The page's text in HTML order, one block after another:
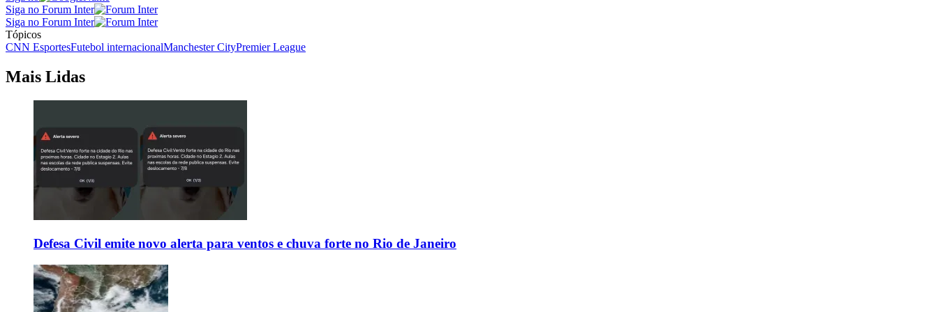
Siga no Forum Inter
Siga no Forum Inter
Tópicos
CNN EsportesFutebol internacionalManchester CityPremier League
Mais Lidas
Defesa Civil emite novo alerta para ventos e chuva forte no Rio de Janeiro